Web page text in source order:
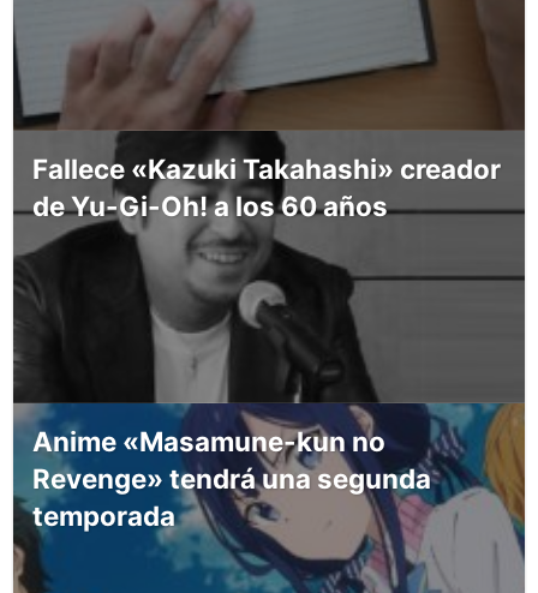
Fallece «Kazuki Takahashi» creador
de Yu-Gi-Oh! a los 60 años
Anime «Masamune-kun no
Revenge» tendrá una segunda
temporada